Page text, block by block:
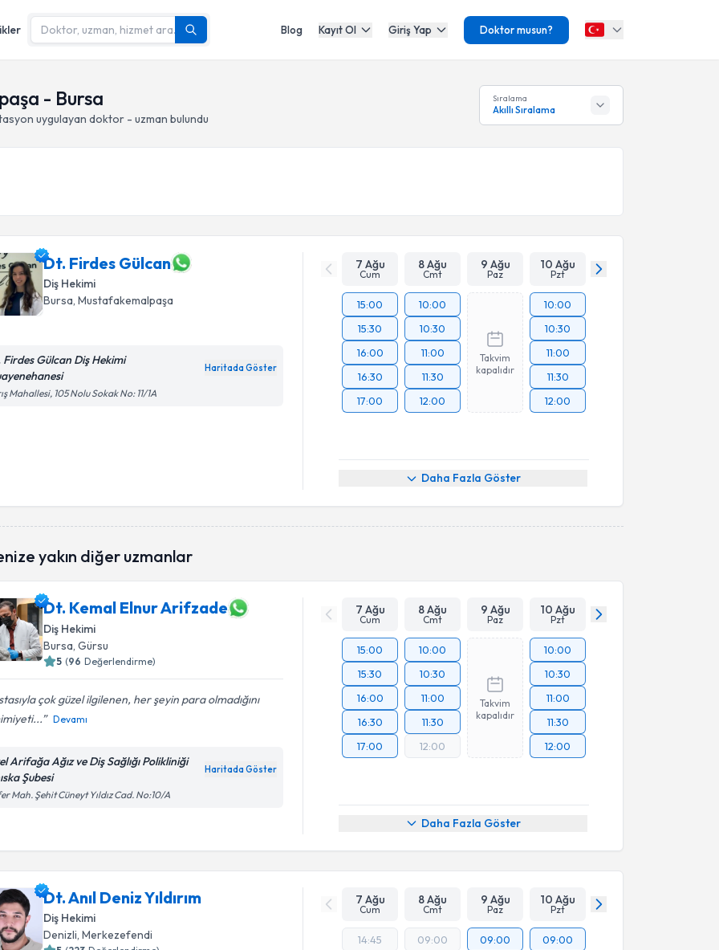
Blog Kayıt Ol Giriş Yap Doktor musun?
- Bursa
uygulayan doktor - uzman bulundu
Sıralama
Akıllı Sıralama
Dt. Firdes Gülcan
Diş Hekimi
Bursa, Mustafakemalpaşa
Firdes Gülcan Diş Hekimi
Haritada Göster
Mahallesi, 105 Nolu Sokak No: 11/1A
7 Ağu
Cum
8 Ağu
Cmt
9 Ağu
Paz
10 Ağu
Pzt
15:00
15:30
16:00
16:30
17:00
10:00
10:30
11:00
11:30
12:00
Takvim
kapalıdır
10:00
10:30
11:00
11:30
12:00
Daha Fazla Göster
yakın diğer uzmanlar
Dt. Kemal Elnur Arifzade
Diş Hekimi
Bursa , Gürsu
5 (96 Değerlendirme)
çok güzel ilgilenen, her şeyin para olmadığını
Devamı
Arifağa Ağız ve Diş Sağlığı Polikliniği
Şubesi
Haritada Göster
Mah. Şehit Cüneyt Yıldız Cad. No:10/A
7 Ağu
Cum
8 Ağu
Cmt
9 Ağu
Paz
10 Ağu
Pzt
15:00
15:30
16:00
16:30
17:00
10:00
10:30
11:00
11:30
12:00
Takvim
kapalıdır
10:00
10:30
11:00
11:30
12:00
Daha Fazla Göster
Dt. Anıl Deniz Yıldırım
Diş Hekimi
Denizli, Merkezefendi
7 Ağu
Cum
8 Ağu
Cmt
9 Ağu
Paz
10 Ağu
Pzt
14:45
09:00
09:00
09:00